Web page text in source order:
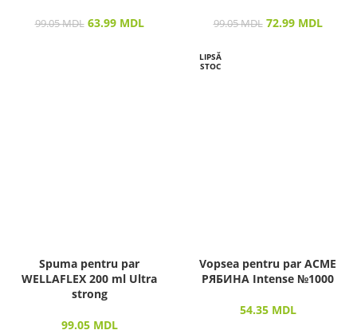
99.05MDL 63.99 MDL 99.05MDL 72.99 MDL
Spuma pentru par
WELLAFLEX 200 ml Ultra
strong
99.05 MDL
LIPSĂ
STOC
Vopsea pentru par ACME
РЯБИНА Intense №1000
54.35 MDL